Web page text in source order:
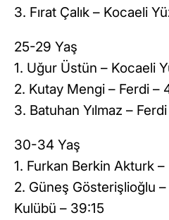
3. Fırat Çalık – Kocaeli
25-29 Yaş
1. Uğur Üstün – Kocaeli
2. Kutay Mengi – Ferdi –
3. Batuhan Yılmaz –
30-34 Yaş
1. Furkan Berkin Akturk
2. Güneş Gösterişlioğlu
Kulübü – 39:15